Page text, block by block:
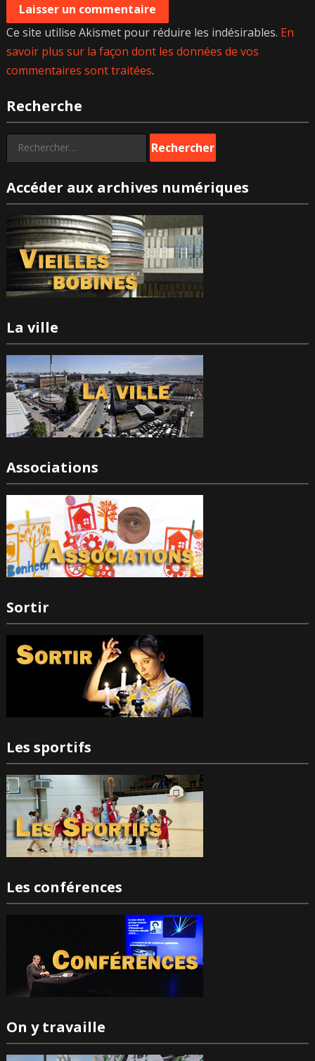
Ce site utilise Akismet pour réduire les indésirables. En
savoir plus sur la façon dont les données de vos
commentaires sont traitées.
Recherche
Rechercher :
Accéder aux archives numériques
La ville
Associations
Sortir
Les sportifs
Les conférences
On y travaille